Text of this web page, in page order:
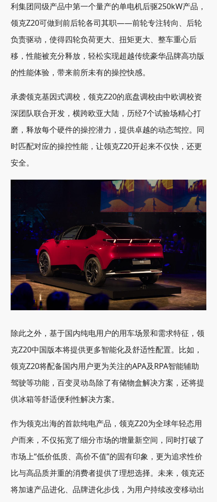
利集团同级产品中第一个量产的单电机后驱250kW产品，
领克Z20可做到前后轮各司其职——前轮专注转向、后轮
负责驱动，使得四轮负荷更大、扭矩更大、整车重心后
移，性能被充分释放，轻松实现超越传统豪华品牌高功版
的性能体验，带来前所未有的操控快感。
承袭领克基因式调校，领克Z20的底盘调校由中欧调校资
深团队联合开发，横跨欧亚大陆，历经7个试验场精心打
磨，释放每个硬件的操控潜力，提供卓越的动态驾控。同
时匹配对应的操控性能，让领克Z20开起来不仅快，还更
安全。
除此之外，基于国内纯电用户的用车场景和需求特征，领
克Z20中国版本将提供更多智能化及舒适性配置。比如，
领克Z20将配备国内用户更为关注的APA及RPA智能辅助
驾驶等功能，百变灵动岛除了有储物盒解决方案，还将提
供冰箱等舒适便利性解决方案。
作为领克出海的首款纯电产品，领克Z20为全球年轻态用
户而来，不仅拓宽了细分市场的增量新空间，同时打破了
市场上“低价低质、高价不值”的固有印象，更为追求性价
比与高品质并重的消费者提供了理想选择。未来，领克还
将加速产品进化、品牌进化步伐，为用户持续改变移动出